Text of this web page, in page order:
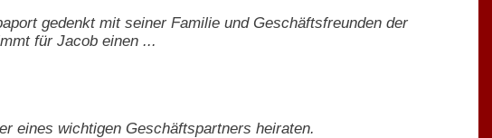
gedenkt mit seiner Familie und Geschäftsfreunden der
für Jacob einen ...
eines wichtigen Geschäftspartners heiraten.